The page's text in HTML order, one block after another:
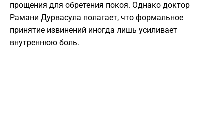
прощения для обретения покоя. Однако доктор
Рамани Дурвасула полагает, что формальное
принятие извинений иногда лишь усиливает
внутреннюю боль.